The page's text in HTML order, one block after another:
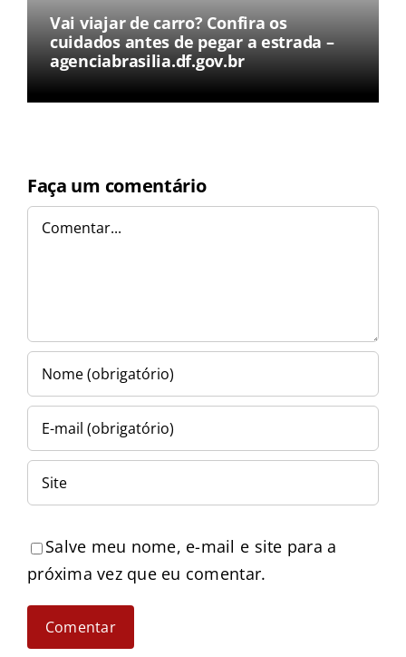
Vai viajar de carro? Confira os
cuidados antes de pegar a estrada –
agenciabrasilia.df.gov.br
Faça um comentário
Comentar
Salve meu nome, e-mail e site para a
próxima vez que eu comentar.